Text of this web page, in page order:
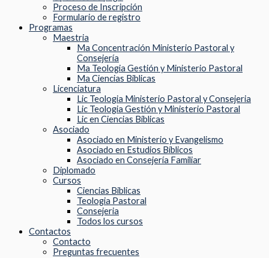
Proceso de Inscripción
Formulario de registro
Programas
Maestria
Ma Concentración Ministerio Pastoral y
Consejería
Ma Teologia Gestión y Ministerio Pastoral
Ma Ciencias Biblicas
Licenciatura
Lic Teologia Ministerio Pastoral y Consejeria
Lic Teologia Gestión y Ministerio Pastoral
Lic en Ciencias Bíblicas
Asociado
Asociado en Ministerio y Evangelismo
Asociado en Estudios Bíblicos
Asociado en Consejería Familiar
Diplomado
Cursos
Ciencias Biblicas
Teologia Pastoral
Consejeria
Todos los cursos
Contactos
Contacto
Preguntas frecuentes